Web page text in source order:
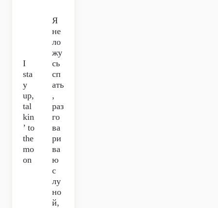
I
sta
y
up,
tal
kin
’ to
the
mo
on
Я
не
ло
жу
сь
сп
ать
,
раз
го
ва
ри
ва
ю
с
лу
но
й,